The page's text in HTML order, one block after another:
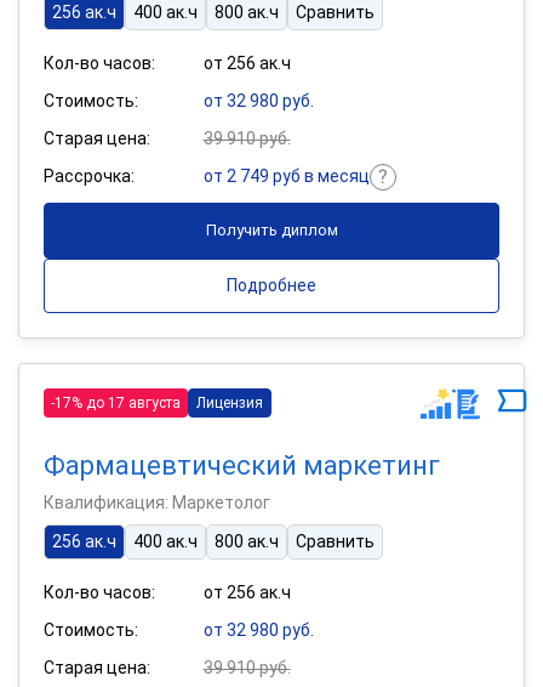
256 ак.ч
400 ак.ч 800 ак.ч Сравнить
Кол-во часов:
от 256 ак.ч
Стоимость:
от 32 980 руб.
Старая цена:
39 910 руб.
Рассрочка:
от 2 749 руб в месяц
Получить диплом
Подробнее
-17% до 17 августа Лицензия
Фармацевтический маркетинг
Квалификация: Маркетолог
256 ак.ч
400 ак.ч 800 ак.ч Сравнить
Кол-во часов:
от 256 ак.ч
Стоимость:
от 32 980 руб.
Старая цена:
39 910 руб.